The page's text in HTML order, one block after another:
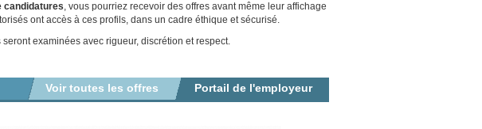
candidatures, vous pourriez recevoir des offres avant même leur affichage
ont accès à ces profils, dans un cadre éthique et sécurisé.
examinées avec rigueur, discrétion et respect.
Portail de l'employeur
Voir toutes les offres